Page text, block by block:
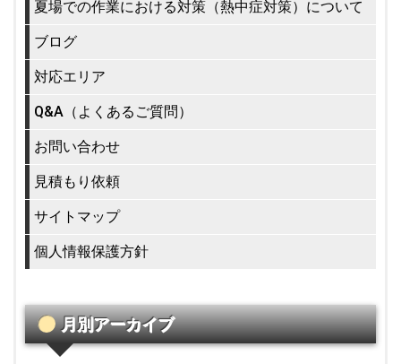
夏場での作業における対策（熱中症対策）について
ブログ
対応エリア
Q&A（よくあるご質問）
お問い合わせ
見積もり依頼
サイトマップ
個人情報保護方針
月別アーカイブ